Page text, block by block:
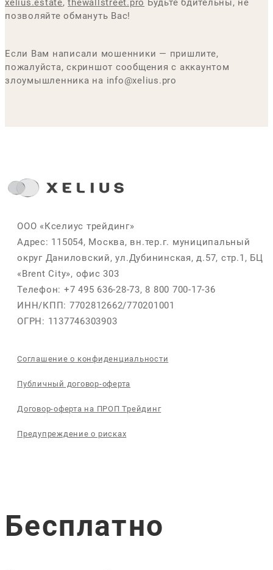
xelius.estate,thewallstreet.pro Будьте бдительны, не
позволяйте обмануть Вас!
Если Вам написали мошенники — пришлите,
пожалуйста, скриншот сообщения с аккаунтом
злоумышленника на info@xelius.pro
ООО «Кселиус трейдинг»
Адрес: 115054, Москва, вн.тер.г. муниципальный
округ Даниловский, ул.Дубининская, д.57, стр.1, БЦ
«Brent City», офис 303
Телефон: +7 495 636-28-73, 8 800 700-17-36
ИНН/КПП: 7702812662/770201001
ОГРН: 1137746303903
Соглашение о конфиденциальности
Публичный договор-оферта
Договор-оферта на ПРОП Трейдинг
Предупреждение о рисках
Бесплатно